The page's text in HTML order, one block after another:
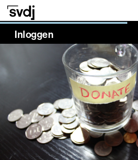
Naar hoofdinhoud
Inloggen
NaN%